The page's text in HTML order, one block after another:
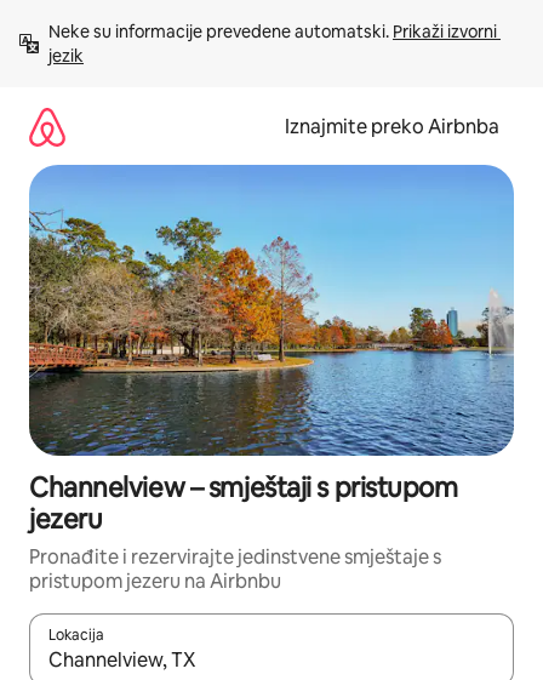
sadržaj
Neke su informacije prevedene automatski. Prikaži izvorni
jezik
Iznajmite preko Airbnba
Channelview – smještaji s pristupom
jezeru
Pronađite i rezervirajte jedinstvene smještaje s
pristupom jezeru na Airbnbu
Lokacija
Kada budu dostupni rezultati, moći ćete ih pregledati